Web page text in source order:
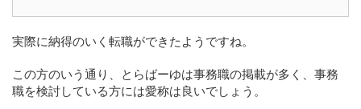
実際に納得のいく転職ができたようですね。
この方のいう通り、とらばーゆは事務職の掲載が多く、事務
職を検討している方には愛称は良いでしょう。